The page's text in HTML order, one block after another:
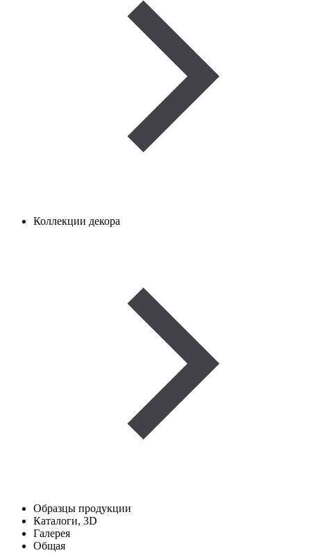
Коллекции декора
Образцы продукции
Каталоги, 3D
Галерея
Общая